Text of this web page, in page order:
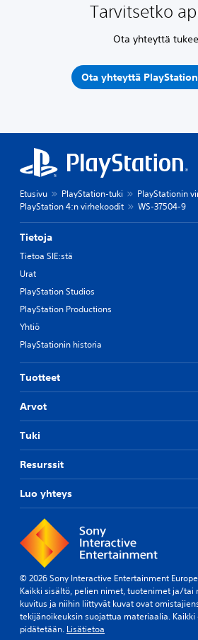
Tarvitsetko
Ota yhteyttä
Ota yhteyttä
Etusivu PlayStation-tuki
PlayStationin
PlayStation 4:n virhekoodit
WS-37504-9
Tietoja
Tietoa SIE:stä
Urat
PlayStation Studios
PlayStation Productions
Yhtiö
PlayStationin historia
Tuotteet
Arvot
Tuki
Resurssit
Luo yhteys
© 2026 Sony Interactive Entertainment
Kaikki sisältö, pelien nimet, tuotenimet ja/
kuvitus ja niihin liittyvät kuvat ovat
tekijänoikeuksin suojattua materiaalia. Kaikki
pidätetään. Lisätietoa